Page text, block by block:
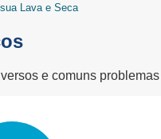
Lava e Seca
e comuns